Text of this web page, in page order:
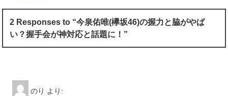
2 Responses to “今泉佑唯(欅坂46)の握力と脇がやば
い？握手会が神対応と話題に！”
のり より: